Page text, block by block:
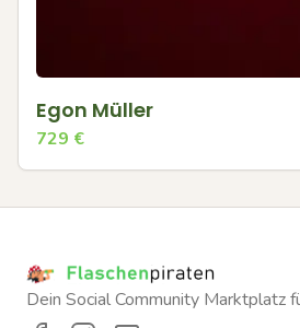
Egon Müller
729 €
Dein Social Community Marktplatz